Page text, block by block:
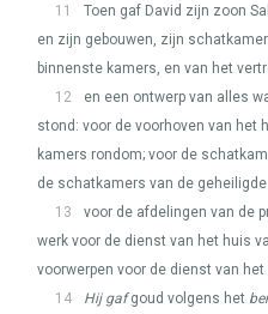
11
Toen gaf David zijn zoon
en zijn gebouwen, zijn
binnenste kamers, en van het
12
en een ontwerp van alles
stond: voor de voorhoven van het
kamers rondom; voor de
de schatkamers van de geheiligde
13
voor de afdelingen van de
werk voor de dienst van het huis
voorwerpen voor de dienst van
14
Hij gafgoud volgens het